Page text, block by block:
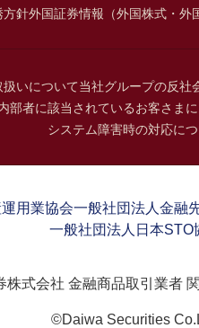
方針外国証券情報（外国株式・外
いについて当社グループの反社
部者に該当されているお客さま
システム障害時の対応に
用業協会一般社団法人金融
一般社団法人日本STO
株式会社 金融商品取引業者
©Daiwa Securities